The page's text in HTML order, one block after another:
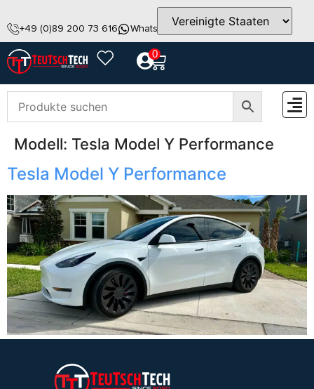
+49 (0)89 200 73 616 WhatsApp info@teutschtech.com
0
Modell: Tesla Model Y Performance
Tesla Model Y Performance